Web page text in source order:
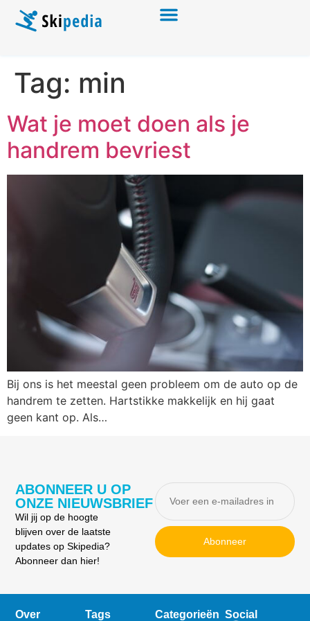
Tag: min
Wat je moet doen als je
handrem bevriest
Bij ons is het meestal geen probleem om de auto op de
handrem te zetten. Hartstikke makkelijk en hij gaat
geen kant op. Als…
ABONNEER U OP
ONZE NIEUWSBRIEF
Wil jij op de hoogte
blijven over de laatste
updates op Skipedia?
Abonneer dan hier!
Abonneer
Over Tags Categorieën Social